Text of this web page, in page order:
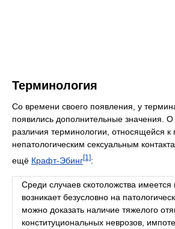
Терминология
Со времени своего появления, у
появились дополнительные значения.
различия терминологии, относящейся к
непатологическим сексуальным
ещё Крафт-Эбинг[1]:
Среди случаев скотоложства имеется
возникает безусловно на
можно доказать наличие тяжелого
конституциональных неврозов,